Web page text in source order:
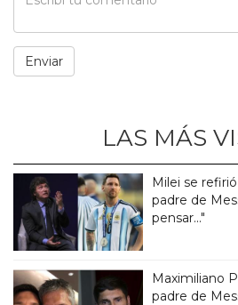
LAS MÁS
Milei se
padre de
pensar..."
Maximiliano
padre de